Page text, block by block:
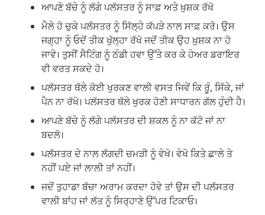
ਆਪਣੇ ਬੱਚੇ ਨੂੰ ਲੱਗੇ ਪਲੱਸਤਰ ਨੂੰ ਸਾਫ਼ ਅਤੇ ਖ਼ੁਸ਼ਕ ਰੱਖੋ
ਮੈਲੇ ਹੋ ਚੁਕੇ ਪਲੱਸਤਰ ਨੂੰ ਸਿੱਲ੍ਹੇ ਕੱਪੜੇ ਨਾਲ ਸਾਫ਼ ਕਰੋ। ਉਸ
ਜਗ੍ਹਾ ਨੂੰ ਓਦੋਂ ਤੀਕ ਖੁੱਲ੍ਹਾ ਰੱਖੋ ਜਦੋਂ ਤੀਕ ਉਹ ਖ਼ੁਸ਼ਕ ਨਾ ਹੋ
ਜਾਵੇ। ਤੁਸੀਂ ਸੈਟਿੰਗ ਨੂੰ ਠੰਡੀ ਹਵਾ ਉੱਤੇ ਕਰ ਕੇ ਹੇਅਰ ਡਰਾਇਰ
ਵੀ ਵਰਤ ਸਕਦੇ ਹੋ।
ਪਲੱਸਤਰ ਥੱਲੇ ਕੋਈ ਖੁਰਕਣ ਵਾਲੀ ਵਸਤ ਜਿਵੇਂ ਕਿ ਰੂੰ, ਸਿੱਕੇ, ਜਾਂ
ਪੈਨ ਨਾ ਰੱਖੋ। ਪਲੱਸਤਰ ਥੱਲੇ ਖੁਰਕ ਹੋਣੀ ਸਾਧਾਰਨ ਗੱਲ ਹੁੰਦੀ ਹੈ।
ਆਪਣੇ ਬੱਚੇ ਨੂੰ ਲੱਗੇ ਪਲੱਸਤਰ ਦੀ ਸ਼ਕਲ ਨੂੰ ਨਾ ਕੱਟੋ ਜਾਂ ਨਾ
ਬਦਲੋ।
ਪਲੱਸਤਰ ਦੇ ਨਾਲ ਲੱਗਦੀ ਚਮੜੀ ਨੂੰ ਵੇਖੋ। ਵੇਖੋ ਕਿਤੇ ਛਾਲੇ ਤੇ
ਨਹੀਂ ਪਏ ਜਾਂ ਲਾਲੀ ਤਾਂ ਨਹੀਂ।
ਜਦੋਂ ਤੁਹਾਡਾ ਬੱਚਾ ਅਰਾਮ ਕਰਦਾ ਹੋਵੇ ਤਾਂ ਉਸ ਦੀ ਪਲੱਸਤਰ
ਵਾਲੀ ਬਾਂਹ ਜਾਂ ਲੱਤ ਨੂੰ ਸਿਰ੍ਹਾਣੇ ਉੱਪਰ ਟਿਕਾਓ।